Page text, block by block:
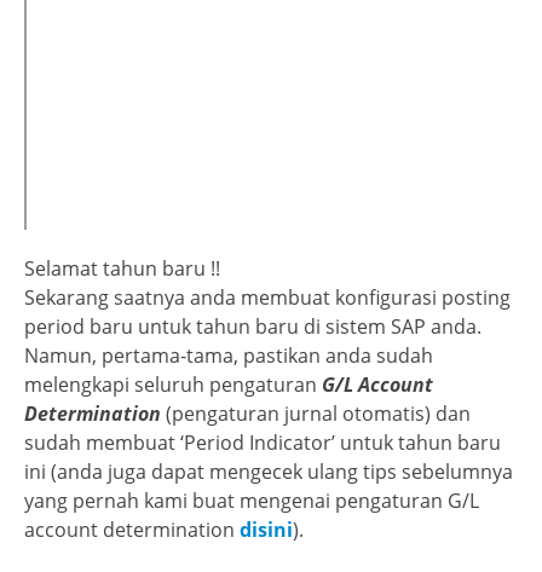
Selamat tahun baru !!
Sekarang saatnya anda membuat konfigurasi posting
period baru untuk tahun baru di sistem SAP anda.
Namun, pertama-tama, pastikan anda sudah
melengkapi seluruh pengaturan G/L Account
Determination (pengaturan jurnal otomatis) dan
sudah membuat ‘Period Indicator’ untuk tahun baru
ini (anda juga dapat mengecek ulang tips sebelumnya
yang pernah kami buat mengenai pengaturan G/L
account determination disini).